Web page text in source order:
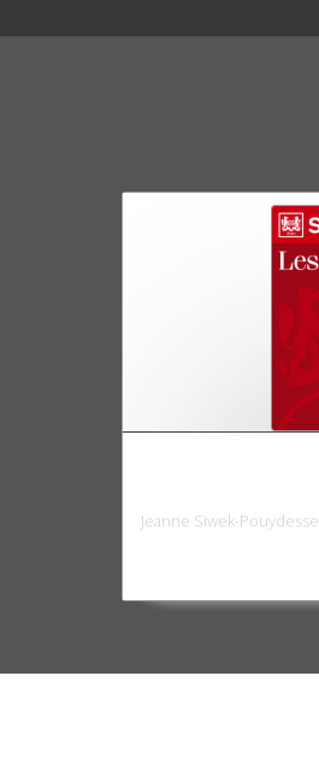
Jeanne Siwek-